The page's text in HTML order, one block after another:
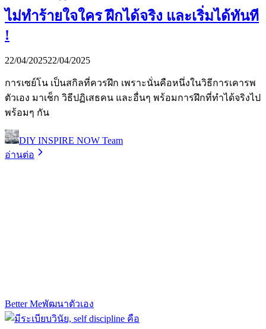
ไม่ทำร้ายใจใคร ฝึกได้จริง และเริ่มได้ทันที
!
22/04/202522/04/2025
การเซย์โน เป็นสกิลที่ควรฝึก เพราะนั่นคือหนึ่งในวิธีการเคารพ
ตัวเอง มาเช็ก วิธีปฏิเสธคน และอื่นๆ พร้อมการฝึกที่ทำได้จริงไป
พร้อมๆ กัน
DIY INSPIRE NOW Team
อ่านต่อ
Better Meพัฒนาตัวเอง